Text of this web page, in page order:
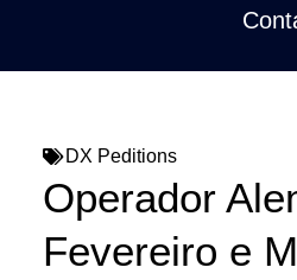
DX Peditions
Operador
Fevereiro e